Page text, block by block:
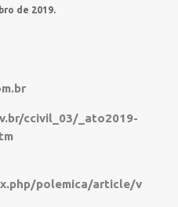
de 2019.
ccivil_03/_ato2019-
polemica/article/v